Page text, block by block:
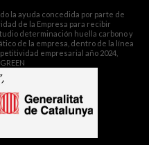
la ayuda concedida por parte de
de la Empresa para recibir
determinación huella carbono y
de la empresa, dentro de la línea
empresarial año 2024,